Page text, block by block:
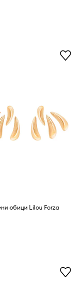
обици Lilou Forza